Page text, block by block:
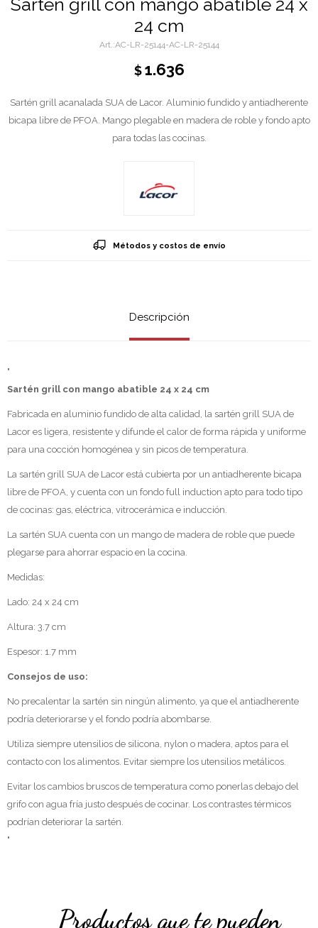
Sarten grill con mango abatible 24 x
24 cm
AC-LR-25144-AC-LR-25144
$ 1.636
Sartén grill acanalada SUA de Lacor. Aluminio fundido y antiadherente
bicapa libre de PFOA. Mango plegable en madera de roble y fondo apto
para todas las cocinas.
Métodos y costos de envío
Descripción
"
Sartén grill con mango abatible 24 x 24 cm
Fabricada en aluminio fundido de alta calidad, la sartén grill SUA de
Lacor es ligera, resistente y difunde el calor de forma rápida y uniforme
para una cocción homogénea y sin picos de temperatura.
La sartén grill SUA de Lacor está cubierta por un antiadherente bicapa
libre de PFOA, y cuenta con un fondo full induction apto para todo tipo
de cocinas: gas, eléctrica, vitrocerámica e inducción.
La sartén SUA cuenta con un mango de madera de roble que puede
plegarse para ahorrar espacio en la cocina.
Medidas:
Lado: 24 x 24 cm
Altura: 3.7 cm
Espesor: 1.7 mm
Consejos de uso:
No precalentar la sartén sin ningún alimento, ya que el antiadherente
podría deteriorarse y el fondo podría abombarse.
Utiliza siempre utensilios de silicona, nylon o madera, aptos para el
contacto con los alimentos. Evitar siempre los utensilios metálicos.
Evitar los cambios bruscos de temperatura como ponerlas debajo del
grifo con agua fría justo después de cocinar. Los contrastes térmicos
podrían deteriorar la sartén.
"
Productos que te pueden